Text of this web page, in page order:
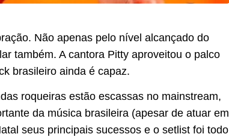
Não apenas pelo nível alcançado do
também. A cantora Pitty aproveitou o palco
brasileiro ainda é capaz.
roqueiras estão escassas no mainstream,
da música brasileira (apesar de atuar em
seus principais sucessos e o setlist foi todo